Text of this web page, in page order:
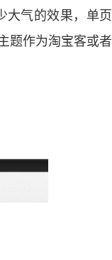
大气的效果，单页
题作为淘宝客或者